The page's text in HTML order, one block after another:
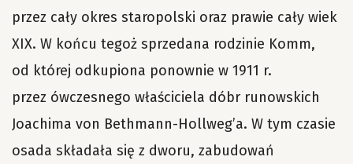
przez cały okres staropolski oraz prawie cały wiek
XIX. W końcu tegoż sprzedana rodzinie Komm,
od której odkupiona ponownie w 1911 r.
przez ówczesnego właściciela dóbr runowskich
Joachima von Bethmann-Hollweg’a. W tym czasie
osada składała się z dworu, zabudowań